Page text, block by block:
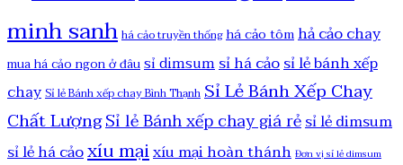
minh sanhhá cảo truyền thốnghá cảo tômhả cảo chay
mua há cảo ngon ở đâusỉ dimsumsỉ há cảosỉ lẻ bánh xếp
chaySỉ lẻ Bánh xếp chay Bình ThạnhSỉ Lẻ Bánh Xếp Chay
Chất LượngSỉ lẻ Bánh xếp chay giá rẻsỉ lẻ dimsum
sỉ lẻ há cảoxíu mạixíu mại hoàn thánh Đơn vị sỉ lẻ dimsum